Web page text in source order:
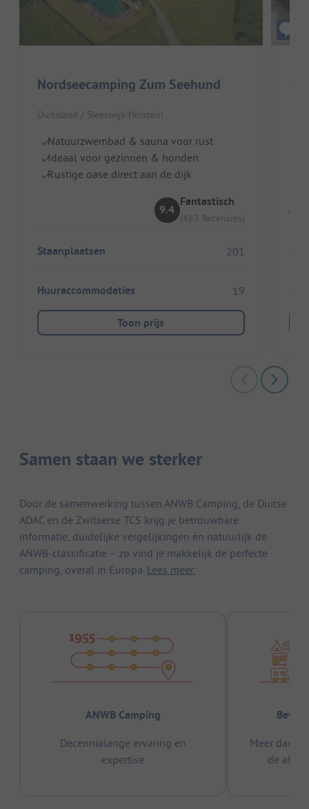
Nordseecamping Zum Seehund
Duitsland / Sleeswijk-Holstein
Natuurzwembad & sauna voor rust
Ideaal voor gezinnen & honden
Rustige oase direct aan de dijk
9.4
Fantastisch
(483 Recensies)
Staanplaatsen 201
Huuraccommodaties 19
Toon prijs
Samen staan we sterker
Door de samenwerking tussen ANWB Camping, de Duitse
ADAC en de Zwitserse TCS krijg je betrouwbare
informatie, duidelijke vergelijkingen én natuurlijk de
ANWB-classificatie – zo vind je makkelijk de perfecte
camping, overal in Europa. Lees meer.
ANWB Camping
Decennialange ervaring en
expertise
Meer dan
de